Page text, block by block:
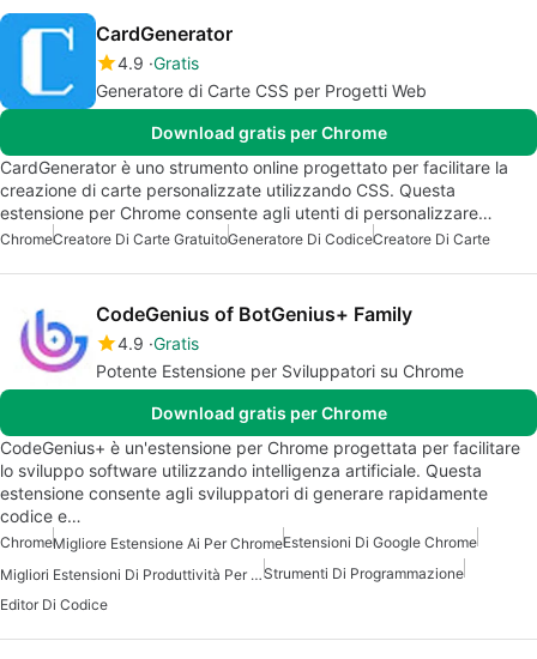
CardGenerator
4.9 Gratis
Generatore di Carte CSS per Progetti Web
Download gratis per Chrome
CardGenerator è uno strumento online progettato per facilitare la
creazione di carte personalizzate utilizzando CSS. Questa
estensione per Chrome consente agli utenti di personalizzare…
ChromeCreatore Di Carte GratuitoGeneratore Di CodiceCreatore Di Carte
CodeGenius of BotGenius+ Family
4.9 Gratis
Potente Estensione per Sviluppatori su Chrome
Download gratis per Chrome
CodeGenius+ è un'estensione per Chrome progettata per facilitare
lo sviluppo software utilizzando intelligenza artificiale. Questa
estensione consente agli sviluppatori di generare rapidamente
codice e…
ChromeMigliore Estensione Ai Per ChromeEstensioni Di Google Chrome
Migliori Estensioni Di Produttività Per Chrome Strumenti Di Programmazione
Editor Di Codice